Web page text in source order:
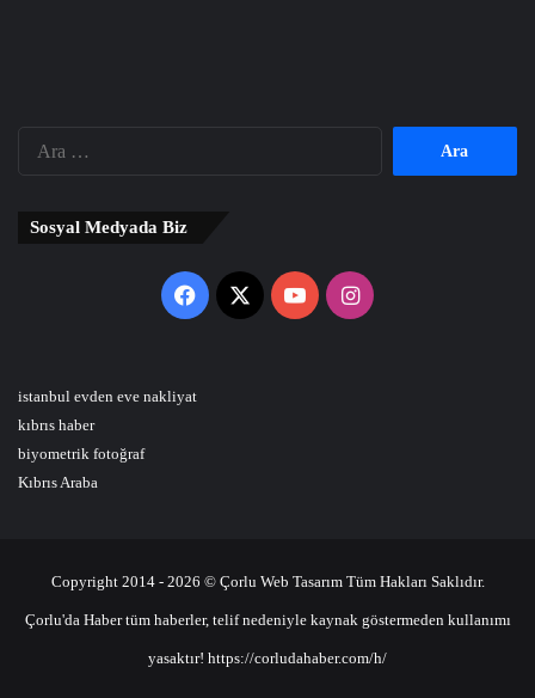
Sosyal Medyada Biz
Facebook
X YouTubeInstagram
istanbul evden eve nakliyat
kıbrıs haber
biyometrik fotoğraf
Kıbrıs Araba
Copyright 2014 - 2026 © Çorlu Web Tasarım Tüm Hakları Saklıdır.
Çorlu'da Haber tüm haberler, telif nedeniyle kaynak göstermeden kullanımı
yasaktır! https://corludahaber.com/h/